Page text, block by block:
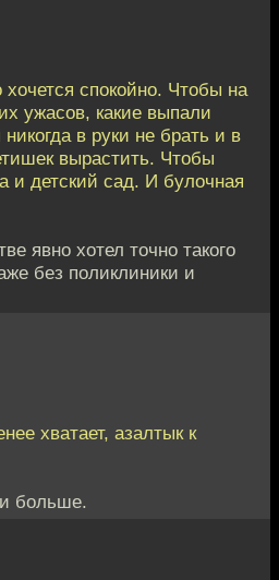
спокойно. Чтобы на
ужасов, какие выпали
в руки не брать и в
вырастить. Чтобы
и детский сад. И булочная
явно хотел точно такого
без поликлиники и
хватает, азалтык к
больше.